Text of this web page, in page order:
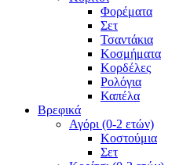
Φορέματα
Σετ
Τσαντάκια
Κοσμήματα
Κορδέλες
Ρολόγια
Καπέλα
Βρεφικά
Αγόρι (0-2 ετών)
Κοστούμια
Σετ